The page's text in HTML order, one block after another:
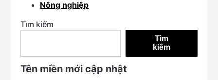
Nông nghiệp
Tìm kiếm
Tìm
kiếm
Tên miền mới cập nhật